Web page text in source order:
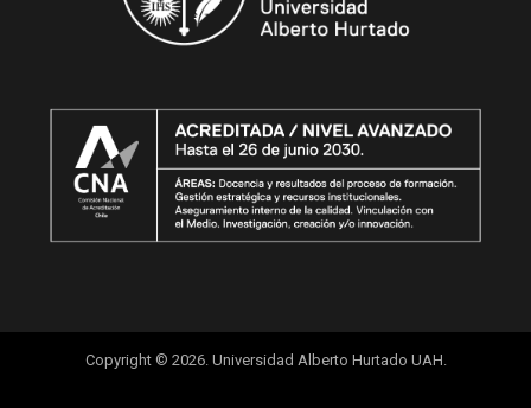
Copyright © 2026. Universidad Alberto Hurtado UAH.